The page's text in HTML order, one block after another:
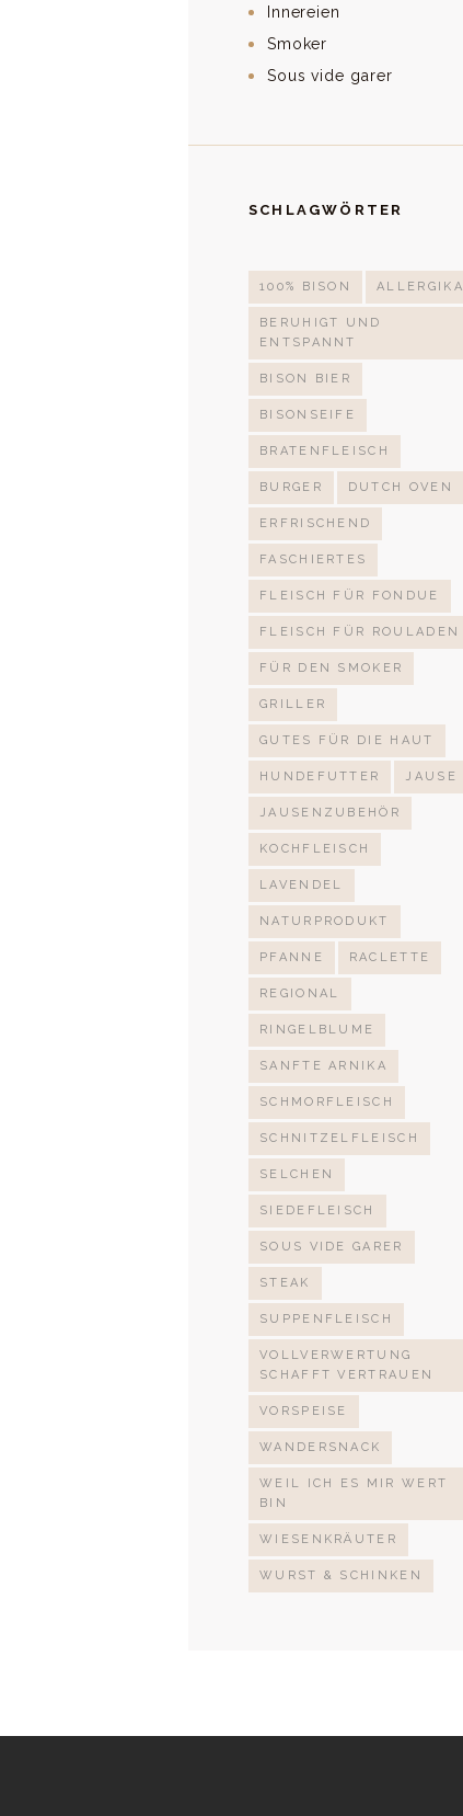
Innereien
Smoker
Sous vide garer
SCHLAGWÖRTER
100% BISON ALLERGIKA
BERUHIGT UND
ENTSPANNT
BISON BIER
BISONSEIFE
BRATENFLEISCH
BURGER DUTCH OVEN
ERFRISCHEND
FASCHIERTES
FLEISCH FÜR FONDUE
FLEISCH FÜR ROULADEN
FÜR DEN SMOKER
GRILLER
GUTES FÜR DIE HAUT
HUNDEFUTTER JAUSE
JAUSENZUBEHÖR
KOCHFLEISCH
LAVENDEL
NATURPRODUKT
PFANNE RACLETTE
REGIONAL
RINGELBLUME
SANFTE ARNIKA
SCHMORFLEISCH
SCHNITZELFLEISCH
SELCHEN
SIEDEFLEISCH
SOUS VIDE GARER
STEAK
SUPPENFLEISCH
VOLLVERWERTUNG
SCHAFFT VERTRAUEN
VORSPEISE
WANDERSNACK
WEIL ICH ES MIR WERT
BIN
WIESENKRÄUTER
WURST & SCHINKEN